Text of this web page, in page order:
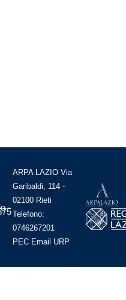
-
ARPA LAZIO Via
Garibaldi, 114 -
02100 Rieti
Telefono:
0746267201
PEC Email URP